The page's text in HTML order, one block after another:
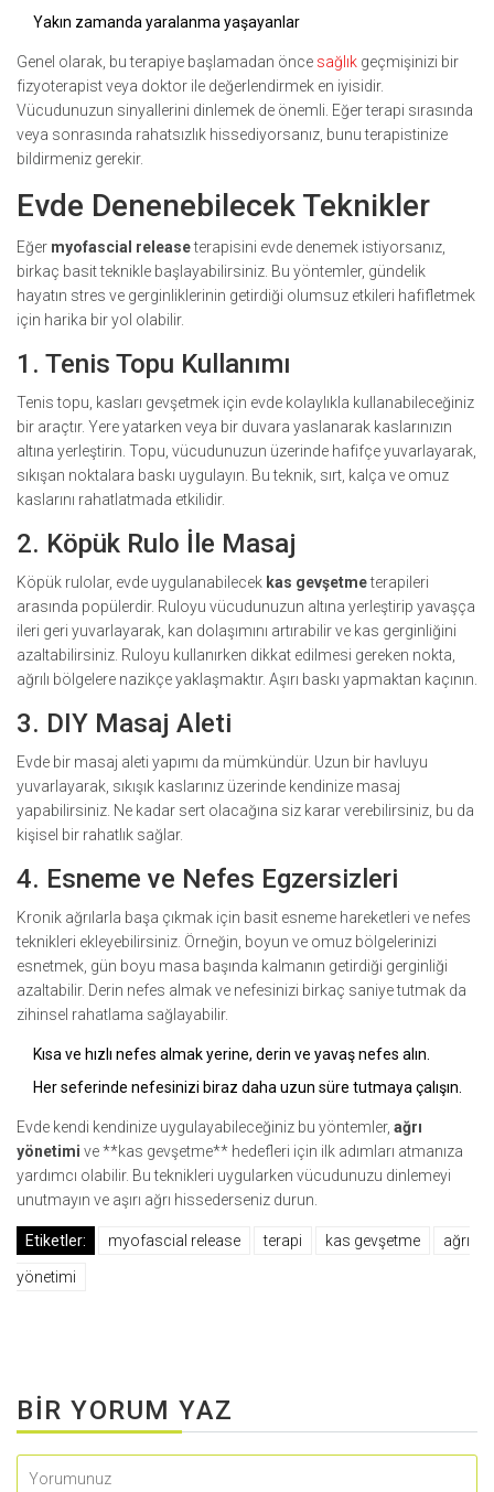
Yakın zamanda yaralanma yaşayanlar
Genel olarak, bu terapiye başlamadan önce sağlık geçmişinizi bir
fizyoterapist veya doktor ile değerlendirmek en iyisidir.
Vücudunuzun sinyallerini dinlemek de önemli. Eğer terapi sırasında
veya sonrasında rahatsızlık hissediyorsanız, bunu terapistinize
bildirmeniz gerekir.
Evde Denenebilecek Teknikler
Eğer myofascial releaseterapisini evde denemek istiyorsanız,
birkaç basit teknikle başlayabilirsiniz. Bu yöntemler, gündelik
hayatın stres ve gerginliklerinin getirdiği olumsuz etkileri hafifletmek
için harika bir yol olabilir.
1. Tenis Topu Kullanımı
Tenis topu, kasları gevşetmek için evde kolaylıkla kullanabileceğiniz
bir araçtır. Yere yatarken veya bir duvara yaslanarak kaslarınızın
altına yerleştirin. Topu, vücudunuzun üzerinde hafifçe yuvarlayarak,
sıkışan noktalara baskı uygulayın. Bu teknik, sırt, kalça ve omuz
kaslarını rahatlatmada etkilidir.
2. Köpük Rulo İle Masaj
Köpük rulolar, evde uygulanabilecek kas gevşetmeterapileri
arasında popülerdir. Ruloyu vücudunuzun altına yerleştirip yavaşça
ileri geri yuvarlayarak, kan dolaşımını artırabilir ve kas gerginliğini
azaltabilirsiniz. Ruloyu kullanırken dikkat edilmesi gereken nokta,
ağrılı bölgelere nazikçe yaklaşmaktır. Aşırı baskı yapmaktan kaçının.
3. DIY Masaj Aleti
Evde bir masaj aleti yapımı da mümkündür. Uzun bir havluyu
yuvarlayarak, sıkışık kaslarınız üzerinde kendinize masaj
yapabilirsiniz. Ne kadar sert olacağına siz karar verebilirsiniz, bu da
kişisel bir rahatlık sağlar.
4. Esneme ve Nefes Egzersizleri
Kronik ağrılarla başa çıkmak için basit esneme hareketleri ve nefes
teknikleri ekleyebilirsiniz. Örneğin, boyun ve omuz bölgelerinizi
esnetmek, gün boyu masa başında kalmanın getirdiği gerginliği
azaltabilir. Derin nefes almak ve nefesinizi birkaç saniye tutmak da
zihinsel rahatlama sağlayabilir.
Kısa ve hızlı nefes almak yerine, derin ve yavaş nefes alın.
Her seferinde nefesinizi biraz daha uzun süre tutmaya çalışın.
Evde kendi kendinize uygulayabileceğiniz bu yöntemler, ağrı
yönetimi ve **kas gevşetme** hedefleri için ilk adımları atmanıza
yardımcı olabilir. Bu teknikleri uygularken vücudunuzu dinlemeyi
unutmayın ve aşırı ağrı hissederseniz durun.
Etiketler: myofascial release terapi kas gevşetme ağrı
yönetimi
BIR YORUM YAZ